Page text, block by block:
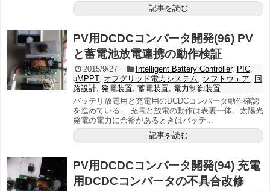
記事を読む
PV用DCDCコンバータ開発(96) PV
と蓄電池放電連携の動作検証
2015/9/27 Intelligent Battery Controller, PIC,
μMPPT, オフグリッド電力システム, ソフトウェア, 回
路設計, 発電装置, 蓄電装置, 電力制御装置
バッテリ放電用と充電用のDCDCコンバータ動作確認
を進めている。 充電と放電の動作は表裏一体。太陽光
発電の電力に余裕があるときはバッテ...
記事を読む
PV用DCDCコンバータ開発(94) 充電
用DCDCコンバータの不具合改修